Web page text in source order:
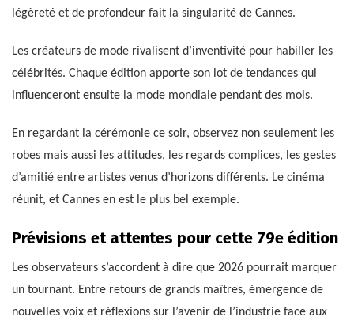
légèreté et de profondeur fait la singularité de Cannes.
Les créateurs de mode rivalisent d’inventivité pour habiller les
célébrités. Chaque édition apporte son lot de tendances qui
influenceront ensuite la mode mondiale pendant des mois.
En regardant la cérémonie ce soir, observez non seulement les
robes mais aussi les attitudes, les regards complices, les gestes
d’amitié entre artistes venus d’horizons différents. Le cinéma
réunit, et Cannes en est le plus bel exemple.
Prévisions et attentes pour cette 79e édition
Les observateurs s’accordent à dire que 2026 pourrait marquer
un tournant. Entre retours de grands maîtres, émergence de
nouvelles voix et réflexions sur l’avenir de l’industrie face aux